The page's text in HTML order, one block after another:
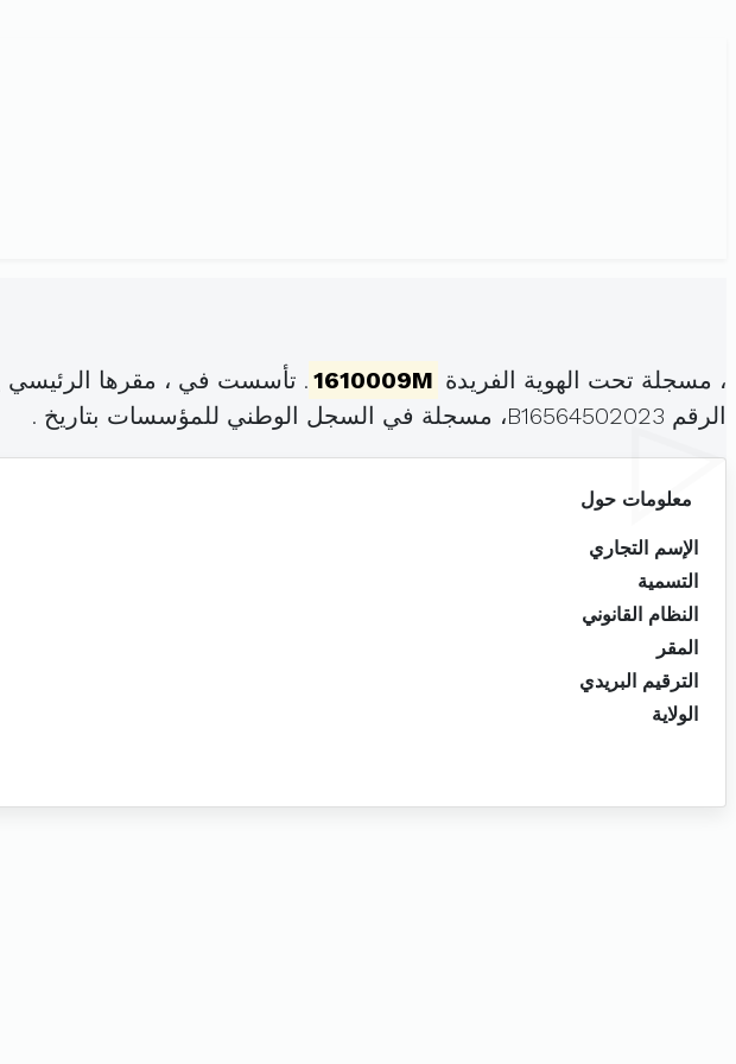
، مسجلة تحت الهوية الفريدة 1610009M . تأسست في ، مقرها الرئيسي
الرقم B16564502023، مسجلة في السجل الوطني للمؤسسات بتاريخ .
معلومات حول
الإسم التجاري
التسمية
النظام القانوني
المقر
الترقيم البريدي
الولاية